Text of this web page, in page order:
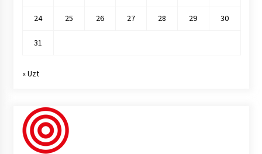
24 25 26 27 28 29 30
31
« Uzt